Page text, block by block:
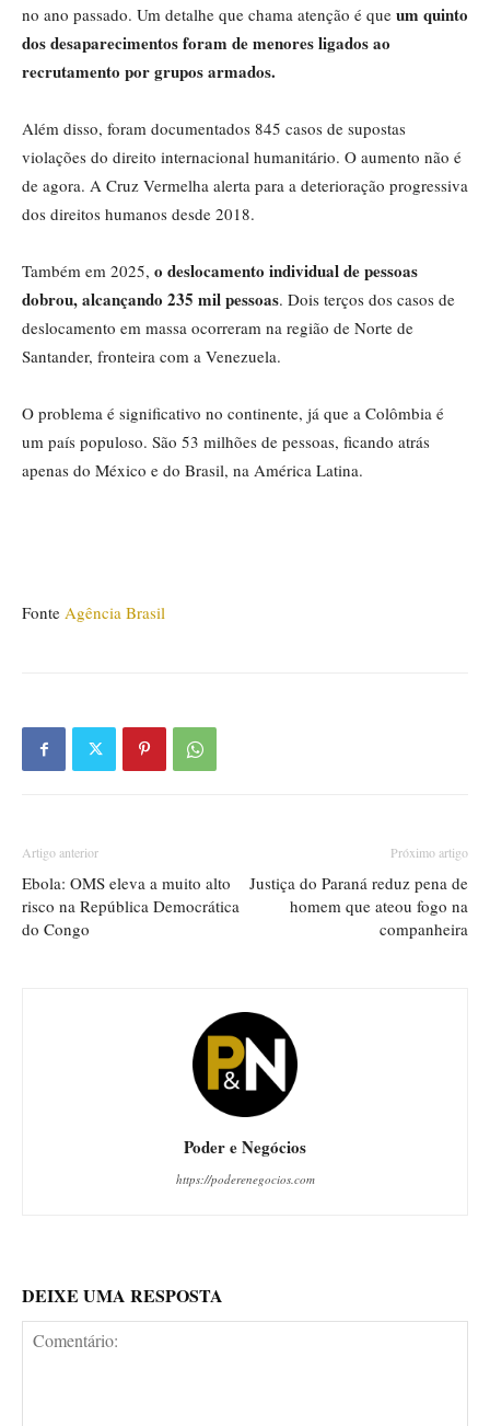
no ano passado. Um detalhe que chama atenção é que um quinto
dos desaparecimentos foram de menores ligados ao
recrutamento por grupos armados.
Além disso, foram documentados 845 casos de supostas
violações do direito internacional humanitário. O aumento não é
de agora. A Cruz Vermelha alerta para a deterioração progressiva
dos direitos humanos desde 2018.
Também em 2025, o deslocamento individual de pessoas
dobrou, alcançando 235 mil pessoas. Dois terços dos casos de
deslocamento em massa ocorreram na região de Norte de
Santander, fronteira com a Venezuela.
O problema é significativo no continente, já que a Colômbia é
um país populoso. São 53 milhões de pessoas, ficando atrás
apenas do México e do Brasil, na América Latina.
Fonte Agência Brasil
Artigo anterior
Ebola: OMS eleva a muito alto
risco na República Democrática
do Congo
Próximo artigo
Justiça do Paraná reduz pena de
homem que ateou fogo na
companheira
Poder e Negócios
https://poderenegocios.com
DEIXE UMA RESPOSTA